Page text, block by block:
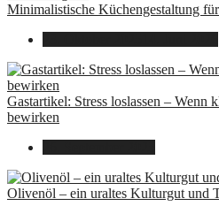
Minimalistische Küchengestaltung
Gastartikel: Stress loslassen – Wenn
bewirken
Olivenöl – ein uraltes Kulturgut und